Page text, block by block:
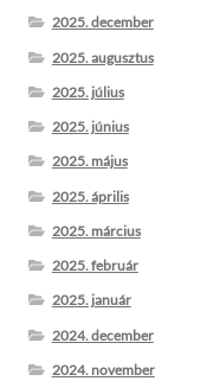
2025. december
2025. augusztus
2025. július
2025. június
2025. május
2025. április
2025. március
2025. február
2025. január
2024. december
2024. november